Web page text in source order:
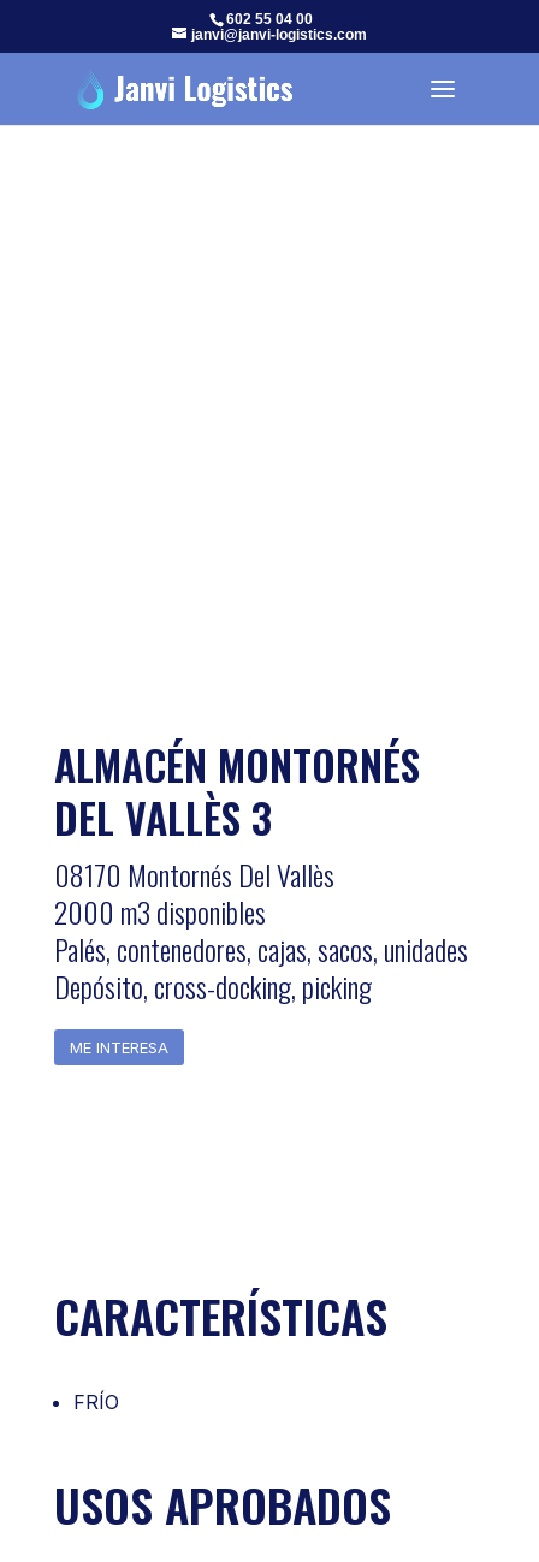
602 55 04 00
janvi@janvi-logistics.com
ALMACÉN MONTORNÉS
DEL VALLÈS 3
08170 Montornés Del Vallès
2000 m3 disponibles
Palés, contenedores, cajas, sacos, unidades
Depósito, cross-docking, picking
ME INTERESA
CARACTERÍSTICAS
FRÍO
USOS APROBADOS